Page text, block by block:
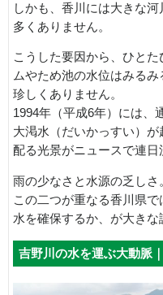
しかも、香川には大きな
多くありません。
こうした要因から、ひと
ムやため池の水位はみる
珍しくありません。
1994年（平成6年）には、
大渇水（だいかっすい）
配る光景がニュースで連日
雨の少なさと水源の乏しさ
この二つが重なる香川県
水を確保するか、が大きな
吉野川の水を運ぶ大動脈